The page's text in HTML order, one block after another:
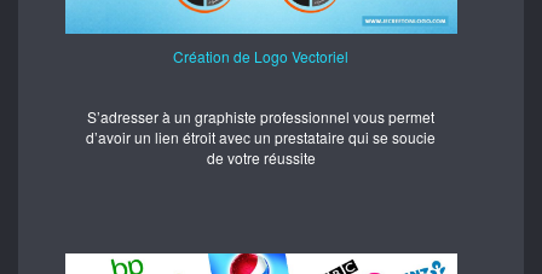
Création de Logo Vectoriel
S’adresser à un graphiste professionnel vous permet
d’avoir un lien étroit avec un prestataire qui se soucie
de votre réussite